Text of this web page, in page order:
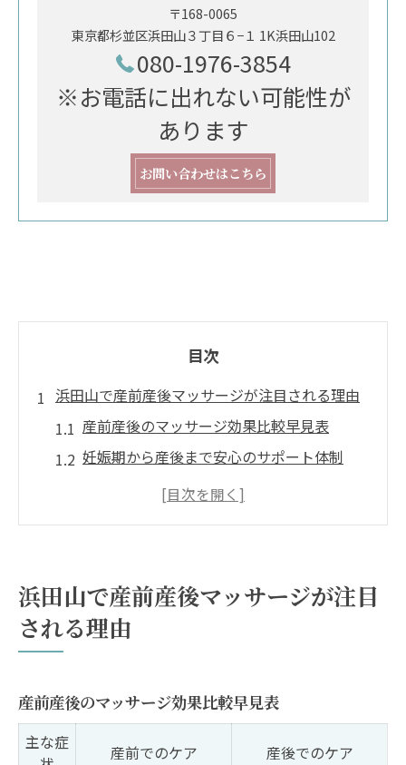
〒168-0065
東京都杉並区浜田山３丁目６−１ 1K浜田山102
080-1976-3854
※お電話に出れない可能性が
あります
お問い合わせはこちら
目次
浜田山で産前産後マッサージが注目される理由
産前産後のマッサージ効果比較早見表
妊娠期から産後まで安心のサポート体制
注目集まる産前産後ケアの魅力とは
産前産後の主な身体変化と対策表
女性が抱える産前産後の悩みを解消へ
産後の体調回復をサポートする秘訣
浜田山で産前産後マッサージが注目
される理由
産前産後のマッサージ効果比較早見表
主な症
産前でのケア 産後でのケア